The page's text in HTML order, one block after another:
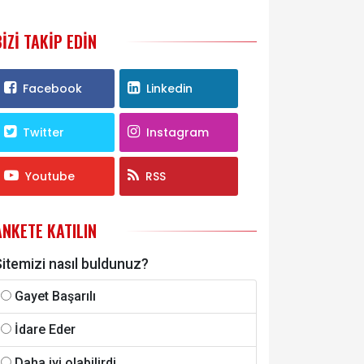
TAKIP EDIN
Facebook Linkedin
Twitter Instagram
Youtube RSS
KATILIN
nasıl buldunuz?
Gayet Başarılı
İdare Eder